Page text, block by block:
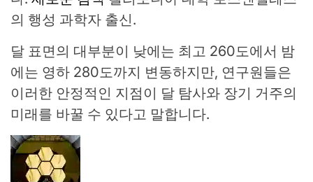
의 행성 과학자 출신.
달 표면의 대부분이 낮에는 최고 260도에서 밤
에는 영하 280도까지 변동하지만, 연구원들은
이러한 안정적인 지점이 달 탐사와 장기 거주의
미래를 바꿀 수 있다고 말합니다.